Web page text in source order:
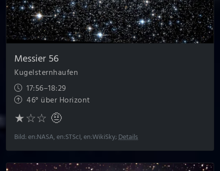
Messier 56
Kugelsternhaufen
17:56–18:29
46° über Horizont
★☆☆ 🤨
Bild: en:NASA, en:STScI, en:WikiSky;Details